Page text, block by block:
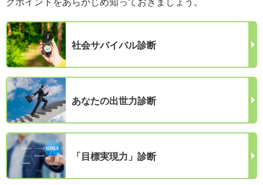
クポイントをあらかじめ知っておきましょう。
社会サバイバル診断
あなたの出世力診断
「目標実現力」診断